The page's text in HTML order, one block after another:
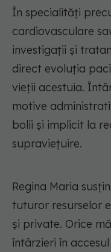
În specialități
cardiovasculare
investigații și
direct evoluția
vieții acestuia.
motive
bolii și implicit la
supraviețuire.
Regina Maria
tuturor resurselor
și private. Orice
întârzieri în